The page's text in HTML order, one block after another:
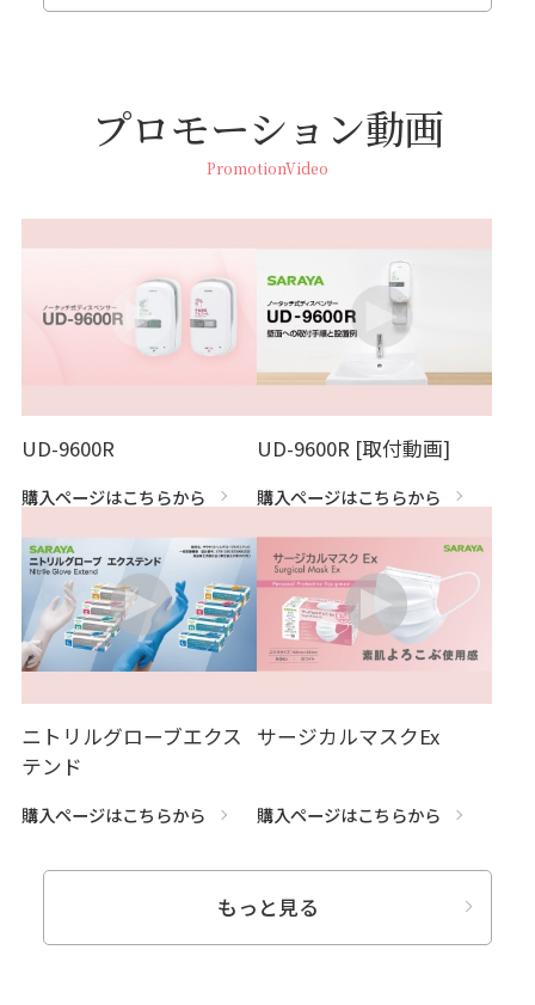
プロモーション動画
PromotionVideo
UD-9600R
購入ページはこちらから
UD-9600R [取付動画]
購入ページはこちらから
ニトリルグローブエクス
テンド
購入ページはこちらから
サージカルマスクEx
購入ページはこちらから
もっと見る